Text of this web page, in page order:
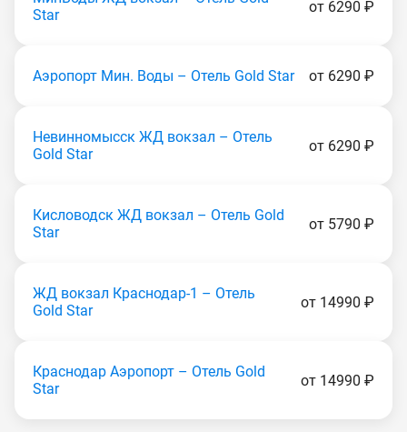
Star
от 6290 ₽
Аэропорт Мин. Воды – Отель Gold Star от 6290 ₽
Невинномысск ЖД вокзал – Отель
Gold Star
от 6290 ₽
Кисловодск ЖД вокзал – Отель Gold
Star
от 5790 ₽
ЖД вокзал Краснодар-1 – Отель
Gold Star
от 14990 ₽
Краснодар Аэропорт – Отель Gold
Star
от 14990 ₽